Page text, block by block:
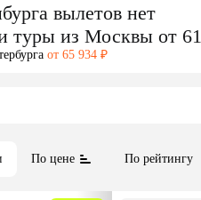
вылетов нет
туры из Москвы от
от 65 934 ₽
По цене По рейтингу